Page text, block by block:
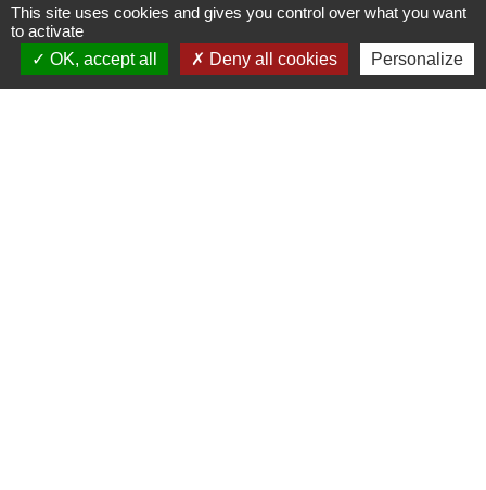
réceptionnée.
This site uses cookies and gives you control over what you want
to activate
OK, accept all
Deny all cookies Personalize